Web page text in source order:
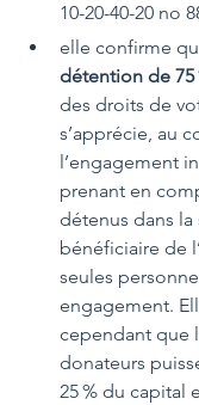
10-20-40-20 no
elle confirme
détention de 75
des droits de
s’apprécie, au
l’engagement
prenant en
détenus dans la
bénéficiaire de
seules
engagement.
cependant que
donateurs
25 % du capital